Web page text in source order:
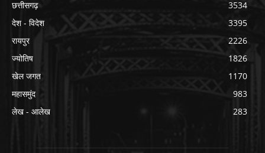
छत्तीसगढ़
3534
देश - विदेश
3395
रायपुर
2226
ज्योतिष
1826
खेल जगत
1170
महासमुंद
983
लेख - आलेख
283